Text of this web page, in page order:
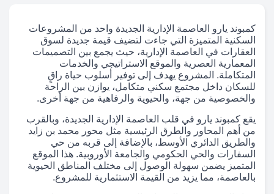
كمبوند يارو العاصمة الإدارية الجديدة واحد من المشروعات
السكنية المتميزة التي جاءت لتضيف قيمة جديدة لسوق
العقارات في العاصمة الإدارية، حيث يجمع بين التصميمات
المعمارية العصرية والموقع الاستراتيجي والخدمات
المتكاملة. المشروع يهدف إلى توفير أسلوب حياة راقٍ
للسكان داخل مجتمع سكني متكامل، يوازن بين الراحة
والخصوصية من جهة، والحيوية والرفاهية من جهة أخرى.
يقع كمبوند يارو في قلب العاصمة الإدارية الجديدة، وبالقرب
من أهم المحاور والطرق الرئيسية مثل محور محمد بن زايد
والطريق الدائري الأوسط، بالإضافة إلى قربه من حي
السفارات والحي الحكومي والجامعة الأوروبية. هذا الموقع
المتميز يضمن سهولة الوصول إلى مختلف المناطق الحيوية
بالعاصمة، مما يزيد من القيمة الاستثمارية للمشروع.